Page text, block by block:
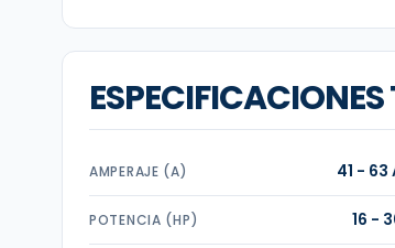
AMPERAJE (A) 41 - 63
POTENCIA (HP) 16 -